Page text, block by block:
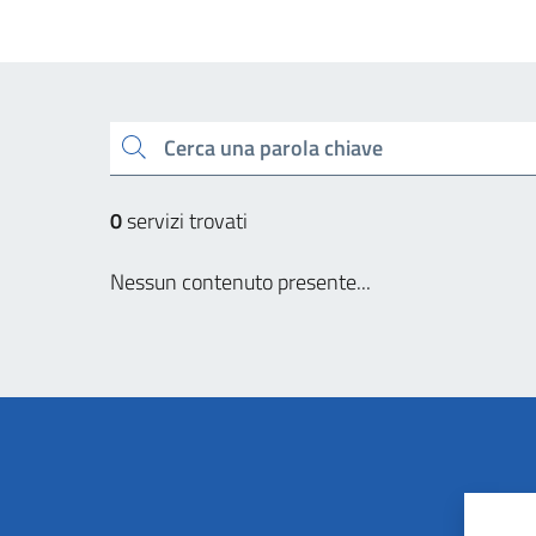
Cerca una parola chiave
0servizi trovati
Nessun contenuto presente...